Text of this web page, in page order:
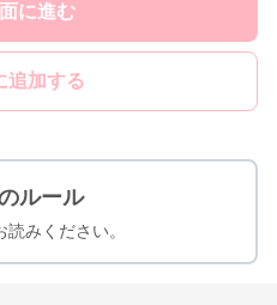
に進む
追加する
ルール
みください。